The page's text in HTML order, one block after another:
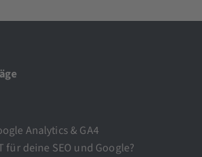
Analytics & GA4
für deine SEO und Google?